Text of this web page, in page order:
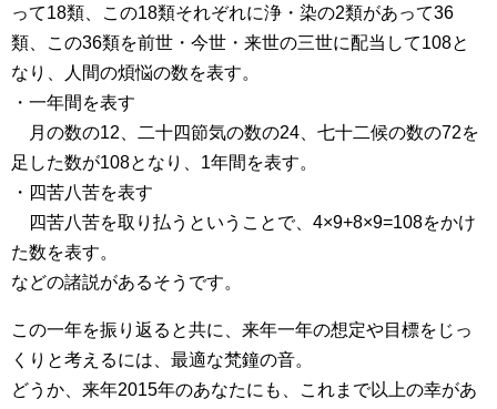
って18類、この18類それぞれに浄・染の2類があって36
類、この36類を前世・今世・来世の三世に配当して108と
なり、人間の煩悩の数を表す。
・一年間を表す
月の数の12、二十四節気の数の24、七十二候の数の72を
足した数が108となり、1年間を表す。
・四苦八苦を表す
四苦八苦を取り払うということで、4×9+8×9=108をかけ
た数を表す。
などの諸説があるそうです。
この一年を振り返ると共に、来年一年の想定や目標をじっ
くりと考えるには、最適な梵鐘の音。
どうか、来年2015年のあなたにも、これまで以上の幸があ